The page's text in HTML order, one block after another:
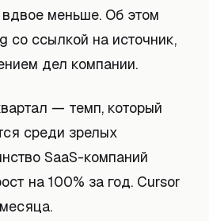
меньше. Об этом
со ссылкой на источник,
дел компании.
— темп, который
среди зрелых
SaaS-компаний
на 100% за год. Cursor